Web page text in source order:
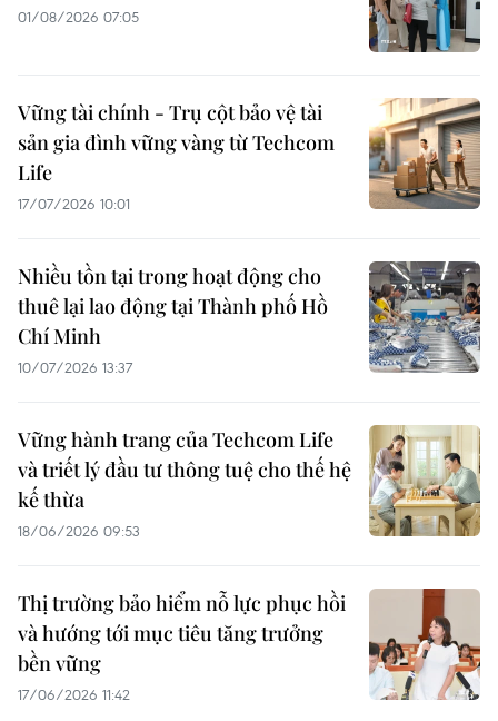
01/08/2026 07:05
Vững tài chính - Trụ cột bảo vệ tài
sản gia đình vững vàng từ Techcom
Life
17/07/2026 10:01
Nhiều tồn tại trong hoạt động cho
thuê lại lao động tại Thành phố Hồ
Chí Minh
10/07/2026 13:37
Vững hành trang của Techcom Life
và triết lý đầu tư thông tuệ cho thế hệ
kế thừa
18/06/2026 09:53
Thị trường bảo hiểm nỗ lực phục hồi
và hướng tới mục tiêu tăng trưởng
bền vững
17/06/2026 11:42